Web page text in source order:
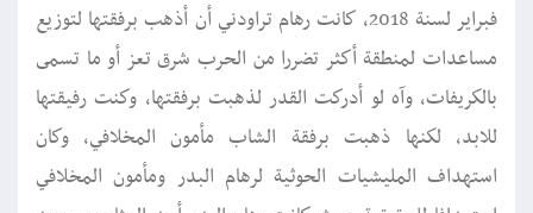
فبراير لسنة 2018، كانت رهام تراودني أن أذهب برفقتها لتوزيع
مساعدات لمنطقة أكثر تضررا من الحرب شرق تعز أو ما تسمى
بالكريفات، وآه لو أدركت القدر لذهبت برفقتها, وكنت رفيقتها
للابد، لكنها ذهبت برفقة الشاب مأمون المخلافي، وكان
استهداف المليشيات الحوثية لرهام البدر ومأمون المخلافي